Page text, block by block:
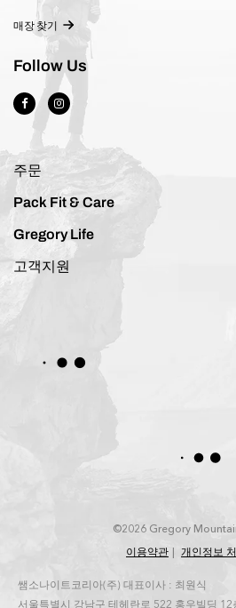
매장 찾기
Follow Us
주문
Pack Fit & Care
Gregory Life
고객지원
©2026 Gregory
이용약관
개인정보
쌤소나이트코리아(주) 대표이사 : 최원식
서울특별시 강남구 테헤란로 522 홍우빌딩 12